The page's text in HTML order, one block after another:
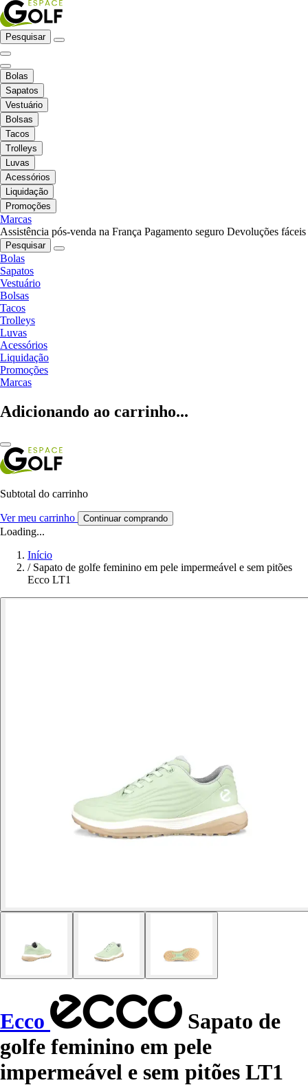
Pesquisar
Bolas
Sapatos
Vestuário
Bolsas
Tacos
Trolleys
Luvas
Acessórios
Liquidação
Promoções
Marcas
Assistência pós-venda na França Pagamento seguro Devoluções fáceis
Pesquisar
Bolas
Sapatos
Vestuário
Bolsas
Tacos
Trolleys
Luvas
Acessórios
Liquidação
Promoções
Marcas
Adicionando ao carrinho...
Subtotal do carrinho
Ver meu carrinho Continuar comprando
Loading...
Início
/ Sapato de golfe feminino em pele impermeável e sem pitões
Ecco LT1
Ecco
Sapato de
golfe feminino em pele
impermeável e sem pitões LT1